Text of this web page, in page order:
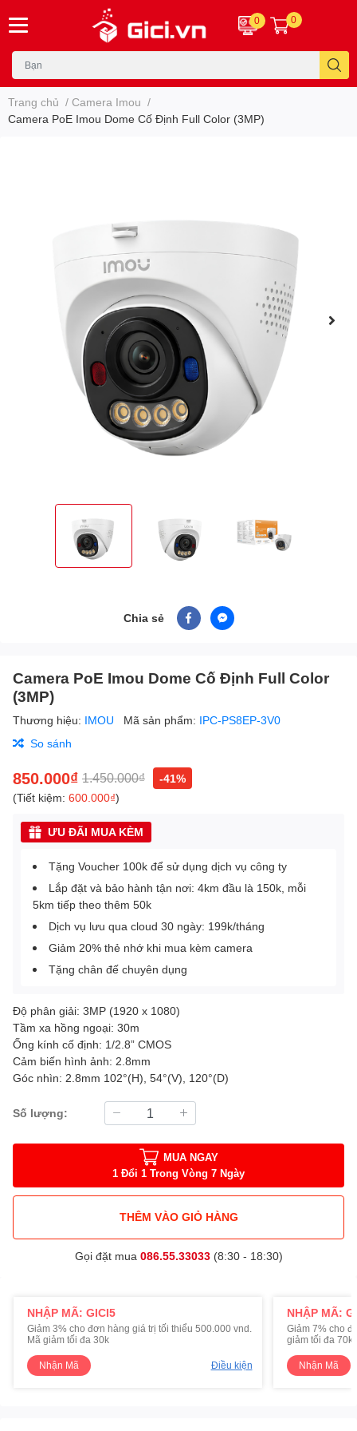
0 0
Trang chủ / Camera Imou /
Camera PoE Imou Dome Cố Định Full Color (3MP)
Chia sẻ
Camera PoE Imou Dome Cố Định Full Color
(3MP)
Thương hiệu: IMOU Mã sản phẩm: IPC-PS8EP-3V0
So sánh
850.000₫ 1.450.000₫
-41%
(Tiết kiệm: 600.000₫)
ƯU ĐÃI MUA KÈM
Tặng Voucher 100k để sử dụng dịch vụ công ty
Lắp đặt và bảo hành tận nơi: 4km đầu là 150k, mỗi
5km tiếp theo thêm 50k
Dịch vụ lưu qua cloud 30 ngày: 199k/tháng
Giảm 20% thẻ nhớ khi mua kèm camera
Tặng chân đế chuyên dụng
Độ phân giải: 3MP (1920 x 1080)
Tầm xa hồng ngoại: 30m
Ống kính cố định: 1/2.8” CMOS
Cảm biến hình ảnh: 2.8mm
Góc nhìn: 2.8mm 102°(H), 54°(V), 120°(D)
Số lượng:
MUA NGAY
1 Đổi 1 Trong Vòng 7 Ngày
THÊM VÀO GIỎ HÀNG
Gọi đặt mua 086.55.33033(8:30 - 18:30)
NHẬP MÃ: GICI5
Giảm 3% cho đơn hàng giá trị tối thiểu 500.000 vnd.
Mã giảm tối đa 30k
Nhận Mã Điều kiện
NHẬP MÃ:
Giảm 7% cho
giảm tối đa 70k
Nhận Mã